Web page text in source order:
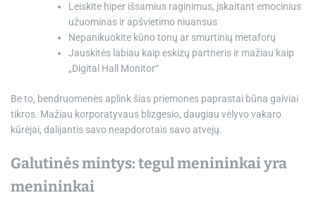
Leiskite hiper išsamius raginimus, įskaitant emocinius
užuominas ir apšvietimo niuansus
Nepanikuokite kūno tonų ar smurtinių metaforų
Jauskitės labiau kaip eskizų partneris ir mažiau kaip
„Digital Hall Monitor“
Be to, bendruomenės aplink šias priemones paprastai būna gaiviai
tikros. Mažiau korporatyvaus blizgesio, daugiau vėlyvo vakaro
kūrėjai, dalijantis savo neapdorotais savo atvejų.
Galutinės mintys: tegul menininkai yra
menininkai